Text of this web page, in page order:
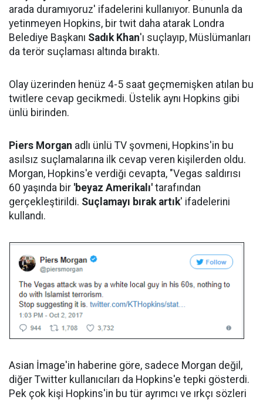
arada duramıyoruz' ifadelerini kullanıyor. Bununla da
yetinmeyen Hopkins, bir twit daha atarak Londra
Belediye Başkanı Sadık Khan'ı suçlayıp, Müslümanları
da terör suçlaması altında bıraktı.
Olay üzerinden henüz 4-5 saat geçmemişken atılan bu
twitlere cevap gecikmedi. Üstelik aynı Hopkins gibi
ünlü birinden.
Piers Morgan adlı ünlü TV şovmeni, Hopkins'in bu
asılsız suçlamalarına ilk cevap veren kişilerden oldu.
Morgan, Hopkins'e verdiği cevapta, "Vegas saldırısı
60 yaşında bir 'beyaz Amerikalı' tarafından
gerçekleştirildi. Suçlamayı bırak artık' ifadelerini
kullandı.
Asian İmage'in haberine göre, sadece Morgan değil,
diğer Twitter kullanıcıları da Hopkins'e tepki gösterdi.
Pek çok kişi Hopkins'in bu tür ayrımcı ve ırkçı sözleri